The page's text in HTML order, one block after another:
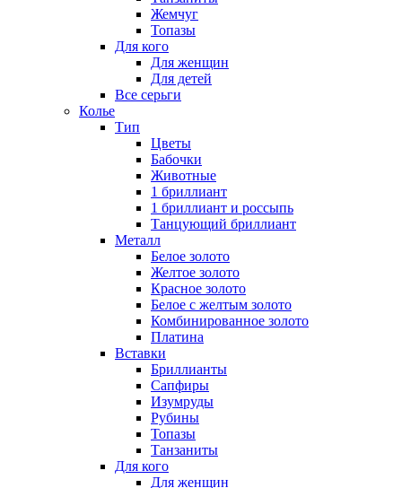
Жемчуг
Топазы
Для кого
Для женщин
Для детей
Все серьги
Колье
Тип
Цветы
Бабочки
Животные
1 бриллиант
1 бриллиант и россыпь
Танцующий бриллиант
Металл
Белое золото
Желтое золото
Красное золото
Белое с желтым золото
Комбинированное золото
Платина
Вставки
Бриллианты
Сапфиры
Изумруды
Рубины
Топазы
Танзаниты
Для кого
Для женщин